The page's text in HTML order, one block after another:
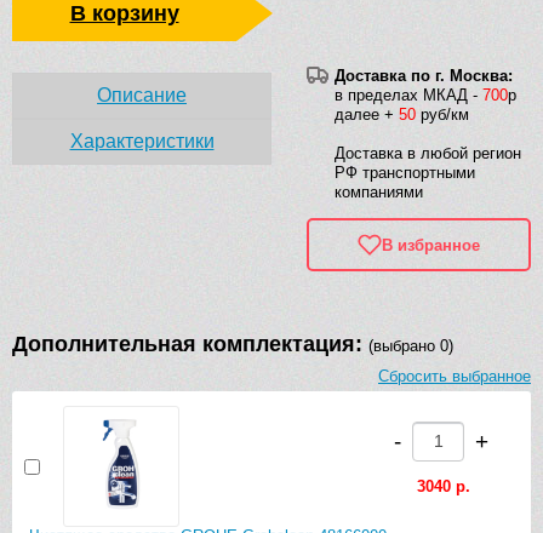
В корзину
Доставка по г. Москва:
в пределах МКАД - 700р
далее + 50 руб/км
Доставка в любой регион
РФ транспортными
компаниями
В избранное
Описание
Характеристики
Дополнительная комплектация: (выбрано 0)
Сбросить выбранное
- +
3040 р.